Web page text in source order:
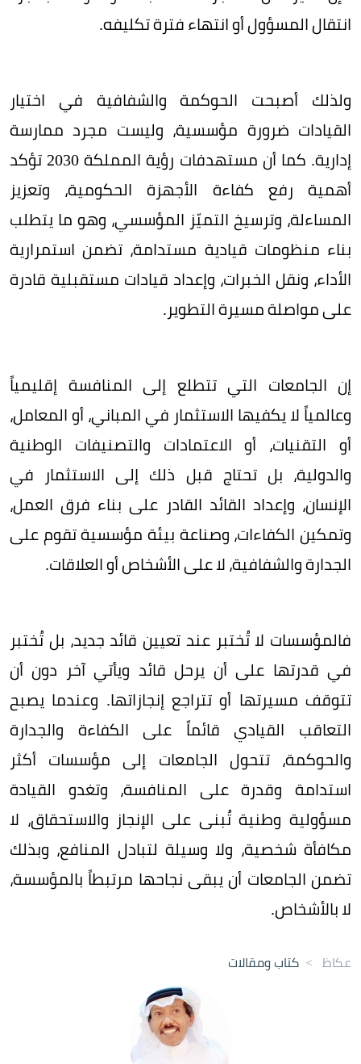
انتقال المسؤول أو انتهاء فترة تكليفه.
ولذلك أصبحت الحوكمة والشفافية في اختيار
القيادات ضرورة مؤسسية، وليست مجرد ممارسة
إدارية. كما أن مستهدفات رؤية المملكة 2030 تؤكد
أهمية رفع كفاءة الأجهزة الحكومية، وتعزيز
المساءلة، وترسيخ التميّز المؤسسي، وهو ما يتطلب
بناء منظومات قيادية مستدامة، تضمن استمرارية
الأداء، ونقل الخبرات، وإعداد قيادات مستقبلية قادرة
على مواصلة مسيرة التطوير.
إن الجامعات التي تتطلع إلى المنافسة إقليمياً
وعالمياً لا يكفيها الاستثمار في المباني، أو المعامل،
أو التقنيات، أو الاعتمادات والتصنيفات الوطنية
والدولية، بل تحتاج قبل ذلك إلى الاستثمار في
الإنسان، وإعداد القائد القادر على بناء فرق العمل،
وتمكين الكفاءات، وصناعة بيئة مؤسسية تقوم على
الجدارة والشفافية، لا على الأشخاص أو العلاقات.
فالمؤسسات لا تُختبر عند تعيين قائد جديد، بل تُختبر
في قدرتها على أن يرحل قائد ويأتي آخر دون أن
تتوقف مسيرتها أو تتراجع إنجازاتها. وعندما يصبح
التعاقب القيادي قائماً على الكفاءة والجدارة
والحوكمة، تتحول الجامعات إلى مؤسسات أكثر
استدامة وقدرة على المنافسة، وتغدو القيادة
مسؤولية وطنية تُبنى على الإنجاز والاستحقاق، لا
مكافأة شخصية، ولا وسيلة لتبادل المنافع، وبذلك
تضمن الجامعات أن يبقى نجاحها مرتبطاً بالمؤسسة،
لا بالأشخاص.
عكاظ > كتاب ومقالات